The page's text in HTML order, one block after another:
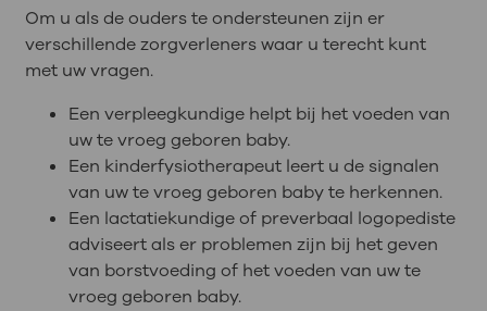
Om u als de ouders te ondersteunen zijn er
verschillende zorgverleners waar u terecht kunt
met uw vragen.
Een verpleegkundige helpt bij het voeden van
uw te vroeg geboren baby.
Een kinderfysiotherapeut leert u de signalen
van uw te vroeg geboren baby te herkennen.
Een lactatiekundige of preverbaal logopediste
adviseert als er problemen zijn bij het geven
van borstvoeding of het voeden van uw te
vroeg geboren baby.